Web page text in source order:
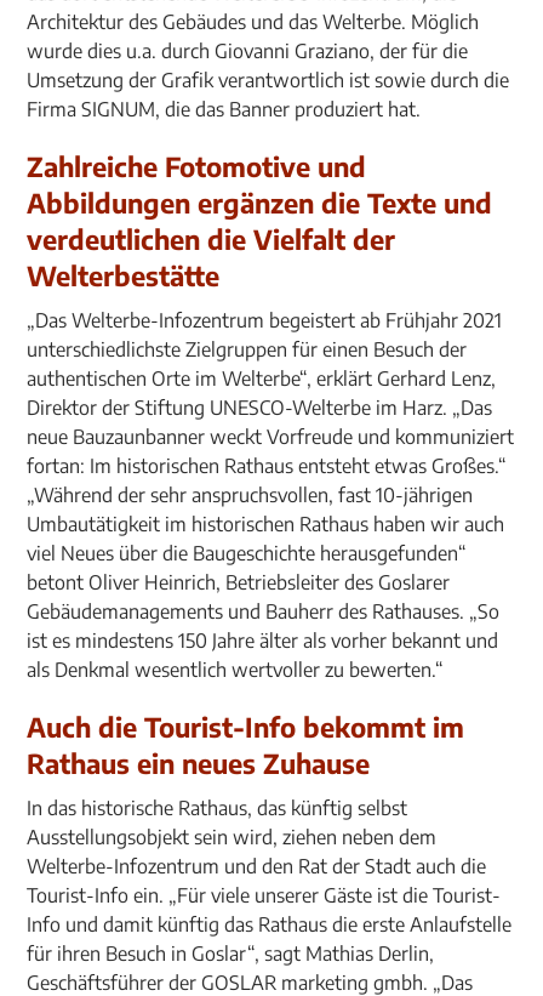
Architektur des Gebäudes und das Welterbe. Möglich
wurde dies u.a. durch Giovanni Graziano, der für die
Umsetzung der Grafik verantwortlich ist sowie durch die
Firma SIGNUM, die das Banner produziert hat.
Zahlreiche Fotomotive und
Abbildungen ergänzen die Texte und
verdeutlichen die Vielfalt der
Welterbestätte
„Das Welterbe-Infozentrum begeistert ab Frühjahr 2021
unterschiedlichste Zielgruppen für einen Besuch der
authentischen Orte im Welterbe“, erklärt Gerhard Lenz,
Direktor der Stiftung UNESCO-Welterbe im Harz. „Das
neue Bauzaunbanner weckt Vorfreude und kommuniziert
fortan: Im historischen Rathaus entsteht etwas Großes.“
„Während der sehr anspruchsvollen, fast 10-jährigen
Umbautätigkeit im historischen Rathaus haben wir auch
viel Neues über die Baugeschichte herausgefunden“
betont Oliver Heinrich, Betriebsleiter des Goslarer
Gebäudemanagements und Bauherr des Rathauses. „So
ist es mindestens 150 Jahre älter als vorher bekannt und
als Denkmal wesentlich wertvoller zu bewerten.“
Auch die Tourist-Info bekommt im
Rathaus ein neues Zuhause
In das historische Rathaus, das künftig selbst
Ausstellungsobjekt sein wird, ziehen neben dem
Welterbe-Infozentrum und den Rat der Stadt auch die
Tourist-Info ein. „Für viele unserer Gäste ist die Tourist-
Info und damit künftig das Rathaus die erste Anlaufstelle
für ihren Besuch in Goslar“, sagt Mathias Derlin,
Geschäftsführer der GOSLAR marketing gmbh. „Das